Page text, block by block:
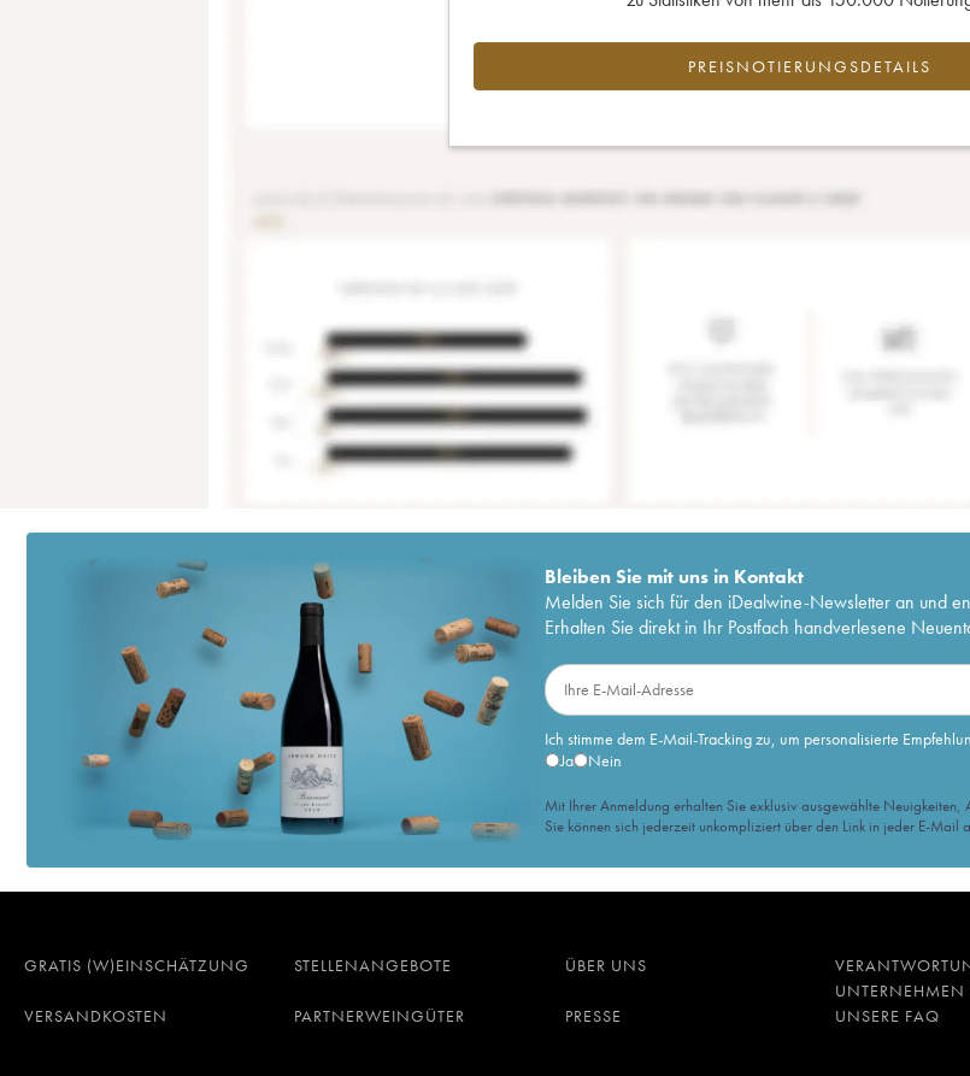
PREISNOTIERUNGSDETAILS
Bleiben Sie mit uns in Kontakt
Melden Sie sich für den iDealwine-Newsletter an und
Erhalten Sie direkt in Ihr Postfach handverlesene
Ich stimme dem E-Mail-Tracking zu, um personalisierte
Ja
Nein
Mit Ihrer Anmeldung erhalten Sie exklusiv ausgewählte
Sie können sich jederzeit unkompliziert über den Link in jeder E-Mail
GRATIS (W)EINSCHÄTZUNG STELLENANGEBOTE ÜBER UNS
UNTERNEHMEN
VERSANDKOSTEN
PARTNERWEINGÜTER PRESSE UNSERE FAQ